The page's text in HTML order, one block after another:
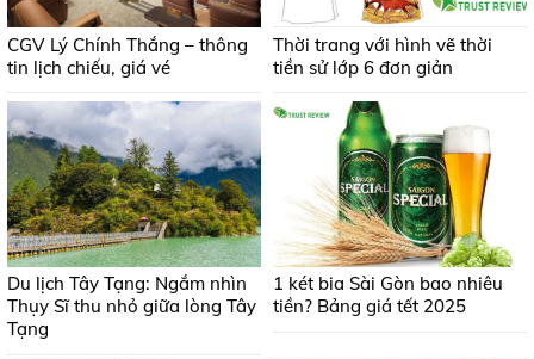
CGV Lý Chính Thắng – thông
tin lịch chiếu, giá vé
Thời trang với hình vẽ thời
tiền sử lớp 6 đơn giản
Du lịch Tây Tạng: Ngắm nhìn
Thụy Sĩ thu nhỏ giữa lòng Tây
Tạng
1 két bia Sài Gòn bao nhiêu
tiền? Bảng giá tết 2025